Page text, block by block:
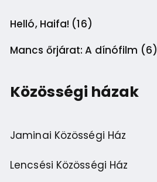
Helló, Haifa! (16)
Mancs őrjárat: A dínófilm (6)
Közösségi házak
Jaminai Közösségi Ház
Lencsési Közösségi Ház